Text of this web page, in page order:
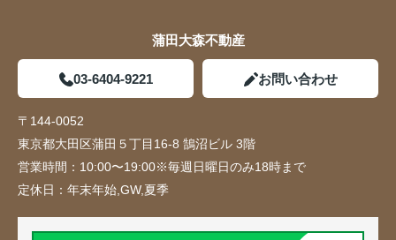
蒲田大森不動産
03-6404-9221 お問い合わせ
〒144-0052
東京都大田区蒲田５丁目16-8 鵠沼ビル 3階
営業時間： 10:00〜19:00※毎週日曜日のみ18時まで
定休日： 年末年始,GW,夏季